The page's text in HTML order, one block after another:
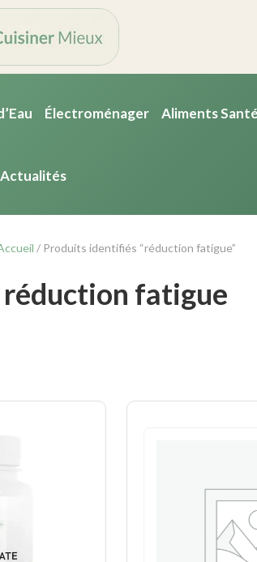
Électroménager Aliments Santé
Actualités
/ Produits identifiés “réduction fatigue”
réduction fatigue